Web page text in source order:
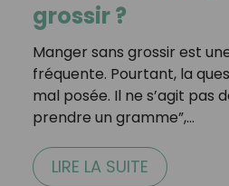
grossir ?
Manger sans grossir est
fréquente. Pourtant, la
mal posée. Il ne s’agit pas
prendre un gramme”,…
LIRE LA SUITE